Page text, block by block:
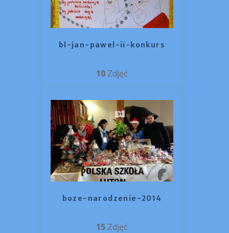
bl-jan-pawel-ii-konkurs
10 Zdjęć
boze-narodzenie-2014
15 Zdjęć